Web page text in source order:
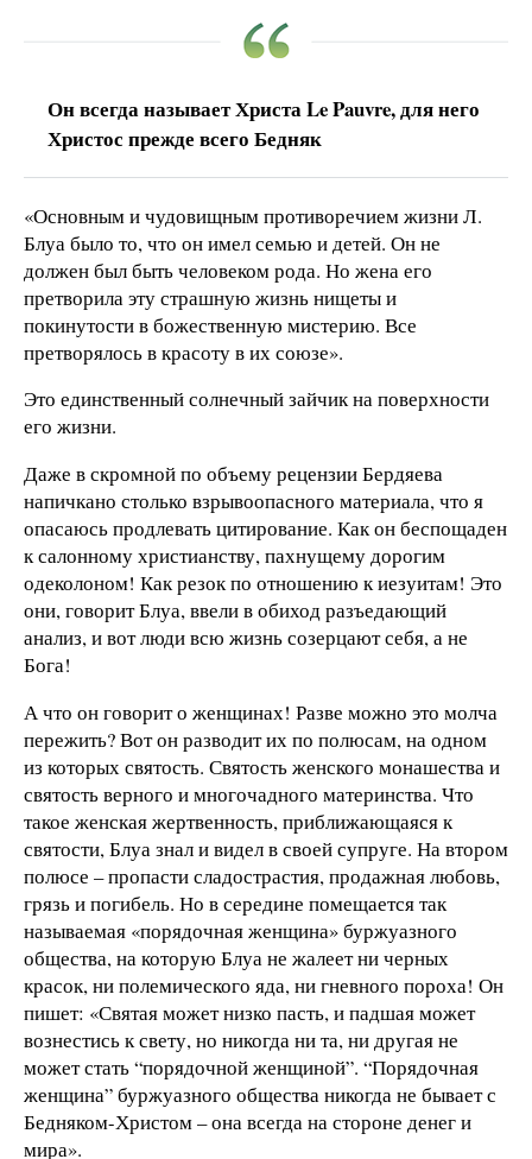
Он всегда называет Христа Le Pauvre, для него
Христос прежде всего Бедняк
«Основным и чудовищным противоречием жизни Л.
Блуа было то, что он имел семью и детей. Он не
должен был быть человеком рода. Но жена его
претворила эту страшную жизнь нищеты и
покинутости в божественную мистерию. Все
претворялось в красоту в их союзе».
Это единственный солнечный зайчик на поверхности
его жизни.
Даже в скромной по объему рецензии Бердяева
напичкано столько взрывоопасного материала, что я
опасаюсь продлевать цитирование. Как он беспощаден
к салонному христианству, пахнущему дорогим
одеколоном! Как резок по отношению к иезуитам! Это
они, говорит Блуа, ввели в обиход разъедающий
анализ, и вот люди всю жизнь созерцают себя, а не
Бога!
А что он говорит о женщинах! Разве можно это молча
пережить? Вот он разводит их по полюсам, на одном
из которых святость. Святость женского монашества и
святость верного и многочадного материнства. Что
такое женская жертвенность, приближающаяся к
святости, Блуа знал и видел в своей супруге. На втором
полюсе – пропасти сладострастия, продажная любовь,
грязь и погибель. Но в середине помещается так
называемая «порядочная женщина» буржуазного
общества, на которую Блуа не жалеет ни черных
красок, ни полемического яда, ни гневного пороха! Он
пишет: «Святая может низко пасть, и падшая может
вознестись к свету, но никогда ни та, ни другая не
может стать “порядочной женщиной”. “Порядочная
женщина” буржуазного общества никогда не бывает с
Бедняком-Христом – она всегда на стороне денег и
мира».